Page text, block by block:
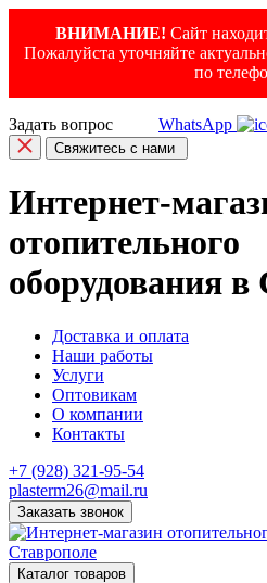
ВНИМАНИЕ! Сайт
Пожалуйста уточняйте
по
Задать вопрос WhatsApp
Свяжитесь с нами
Интернет-
отопительного
оборудования в
Доставка и оплата
Наши работы
Услуги
Оптовикам
О компании
Контакты
+7 (928) 321-95-54
plasterm26@mail.ru
Заказать звонок
Каталог товаров